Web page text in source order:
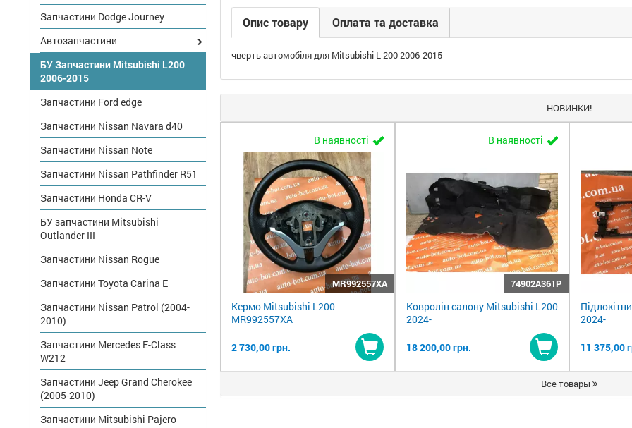
Опис товару Оплата та доставка
чверть автомобіля для Mitsubishi L 200 2006-2015
НОВИНКИ!
В наявності
MR992557XA
Кермо Mitsubishi L200
MR992557XA
2 730,00 грн.
Купити
В наявності
74902A361P
Ковролін салону Mitsubishi L200
2024-
18 200,00 грн.
Купити
2024-
11 375,00
Все товары
Запчастини Dodge Journey
Автозапчастини
БУ Запчастини Mitsubishi L200
2006-2015
Запчастини Ford edge
Запчастини Nissan Navara d40
Запчастини Nissan Note
Запчастини Nissan Pathfinder R51
Запчастини Honda CR-V
БУ запчастини Mitsubishi
Outlander III
Запчастини Nissan Rogue
Запчастини Toyota Carina E
Запчастини Nissan Patrol (2004-
2010)
Запчастини Mercedes E-Class
W212
Запчастини Jeep Grand Cherokee
(2005-2010)
Запчастини Mitsubishi Pajero